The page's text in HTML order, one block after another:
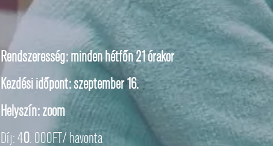
Rendszeresség: minden hétfőn 21 órakor
Kezdési időpont: szeptember 16.
Helyszín: zoom
Díj: 40. 000FT/ havonta